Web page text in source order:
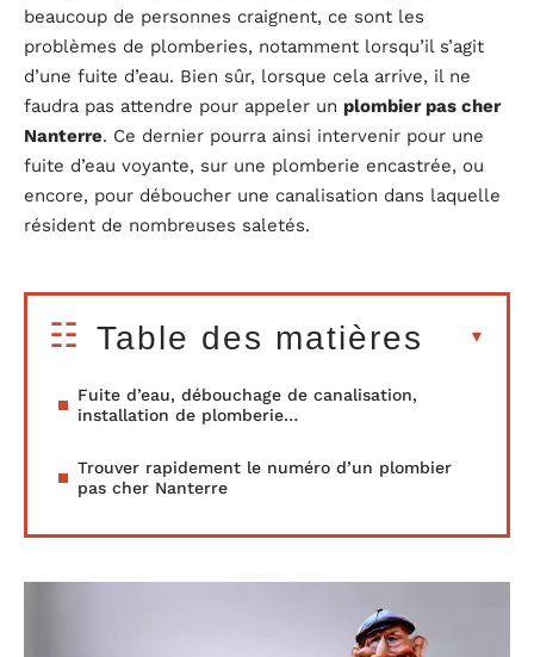
beaucoup de personnes craignent, ce sont les
problèmes de plomberies, notamment lorsqu’il s’agit
d’une fuite d’eau. Bien sûr, lorsque cela arrive, il ne
faudra pas attendre pour appeler un plombier pas cher
Nanterre. Ce dernier pourra ainsi intervenir pour une
fuite d’eau voyante, sur une plomberie encastrée, ou
encore, pour déboucher une canalisation dans laquelle
résident de nombreuses saletés.
Table des matières
Fuite d’eau, débouchage de canalisation,
installation de plomberie…
Trouver rapidement le numéro d’un plombier
pas cher Nanterre